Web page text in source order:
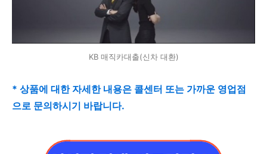
KB 매직카대출(신차 대환)
* 상품에 대한 자세한 내용은 콜센터 또는 가까운 영업점
으로 문의하시기 바랍니다.